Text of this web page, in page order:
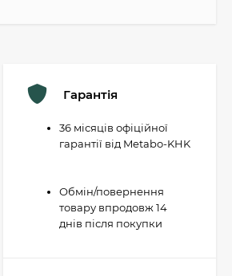
Гарантія
36 місяців офіційної
гарантії від Metabo-KHK
Обмін/повернення
товару впродовж 14
днів після покупки